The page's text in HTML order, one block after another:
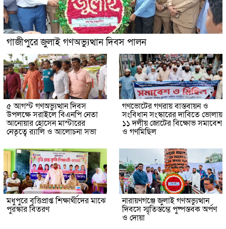
গাজীপুরে জুলাই গণঅভ্যুত্থান দিবস পালন
৫ আগস্ট গণঅভ্যুত্থান দিবস
উপলক্ষে সরাইলে বিএনপি নেতা
আনোয়ার হোসেন মাস্টারের
নেতৃত্বে র‍্যালি ও আলোচনা সভা
গণভোটের গণরায় বাস্তবায়ন ও
সংবিধান সংস্কারের দাবিতে ভোলায়
১১ দলীয় জোটের বিক্ষোভ সমাবেশ
ও গণমিছিল
মধুপুরে বৃত্তিপ্রাপ্ত শিক্ষার্থীদের মাঝে
পুরস্কার বিতরণ
নারায়ণগঞ্জে জুলাই গণঅভ্যুত্থান
দিবসে স্মৃতিস্তম্ভে পুষ্পস্তবক অর্পণ
ও দোয়া